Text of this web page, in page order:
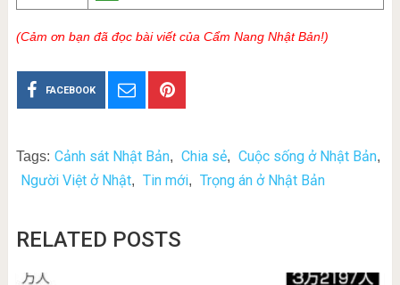
(Cảm ơn bạn đã đọc bài viết của Cẩm Nang Nhật Bản!)
FACEBOOK
Tags: Cảnh sát Nhật Bản, Chia sẻ, Cuộc sống ở Nhật Bản,
Người Việt ở Nhật, Tin mới, Trọng án ở Nhật Bản
RELATED POSTS